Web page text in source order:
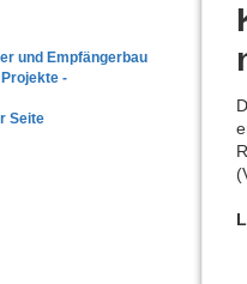
und Empfängerbau
-
Seite